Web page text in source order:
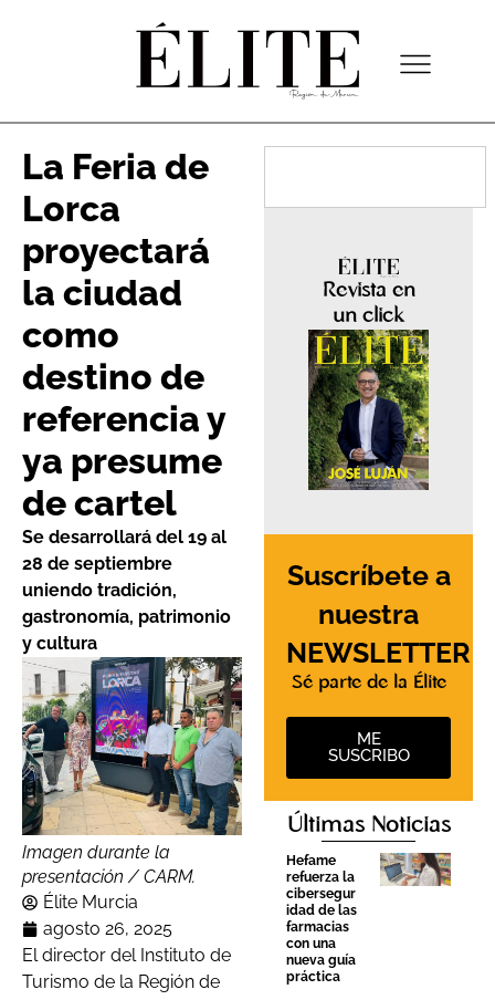
La Feria de
Lorca
proyectará
la ciudad
como
destino de
referencia y
ya presume
de cartel
Se desarrollará del 19 al
28 de septiembre
uniendo tradición,
gastronomía, patrimonio
y cultura
Imagen durante la
presentación / CARM.
Élite Murcia
agosto 26, 2025
El director del Instituto de
Turismo de la Región de
Revista en
un click
Suscríbete a
nuestra
NEWSLETTER
Sé parte de la Élite
ME
SUSCRIBO
Últimas Noticias
Hefame
refuerza la
cibersegur
idad de las
farmacias
con una
nueva guía
práctica